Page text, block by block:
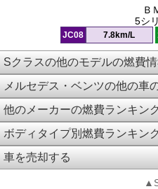
Ｂ
5シ
JC08 7.8km/L
Sクラスの他のモデルの燃費情
メルセデス・ベンツの他の車
他のメーカーの燃費ランキン
ボディタイプ別燃費ランキン
車を売却する